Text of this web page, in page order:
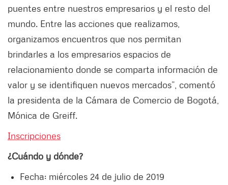
puentes entre nuestros empresarios y el resto del
mundo. Entre las acciones que realizamos,
organizamos encuentros que nos permitan
brindarles a los empresarios espacios de
relacionamiento donde se comparta información de
valor y se identifiquen nuevos mercados”, comentó
la presidenta de la Cámara de Comercio de Bogotá,
Mónica de Greiff.
Inscripciones
¿Cuándo y dónde?
Fecha: miércoles 24 de julio de 2019